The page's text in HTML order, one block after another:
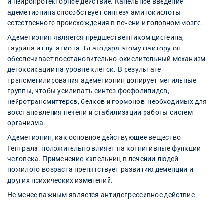
и нейропротекторное действие. Капельное введение
адеметионина способствует синтезу аминокислоты
естественного происхождения в печени и головном мозге.
Адеметионин является предшественником цистеина,
таурина и глутатиона. Благодаря этому фактору он
обеспечивает восстановительно-окислительный механизм
детоксикации на уровне клеток. В результате
трансметилирования адеметионин донирует метильные
группы, чтобы усиливать синтез фосфолипидов,
нейротрансмиттеров, белков и гормонов, необходимых для
восстановления печени и стабилизации работы систем
организма.
Адеметионин, как основное действующее вещество
Гептрала, положительно влияет на когнитивные функции
человека. Применение капельниц в лечении людей
пожилого возраста препятствует развитию деменции и
других психических изменений.
Не менее важным является антидепрессивное действие